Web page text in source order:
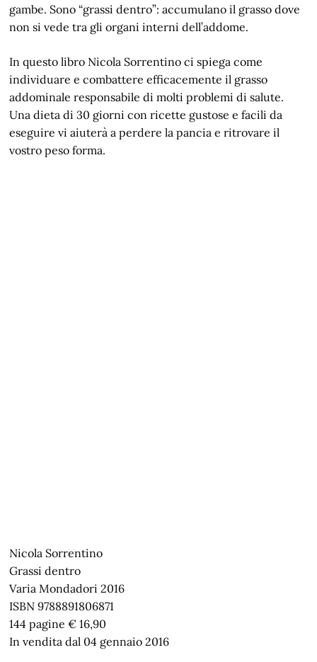
gambe. Sono “grassi dentro”: accumulano il grasso dove
non si vede tra gli organi interni dell’addome.
In questo libro Nicola Sorrentino ci spiega come
individuare e combattere efficacemente il grasso
addominale responsabile di molti problemi di salute.
Una dieta di 30 giorni con ricette gustose e facili da
eseguire vi aiuterà a perdere la pancia e ritrovare il
vostro peso forma.
Nicola Sorrentino
Grassi dentro
Varia Mondadori 2016
ISBN 9788891806871
144 pagine € 16,90
In vendita dal 04 gennaio 2016